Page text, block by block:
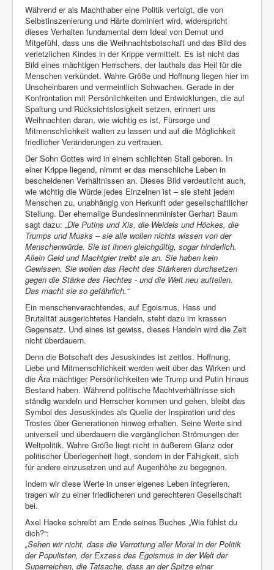
Während er als Machthaber eine Politik verfolgt, die von
Selbstinszenierung und Härte dominiert wird, widerspricht
dieses Verhalten fundamental dem Ideal von Demut und
Mitgefühl, dass uns die Weihnachtsbotschaft und das Bild des
verletzlichen Kindes in der Krippe vermittelt. Es ist nicht das
Bild eines mächtigen Herrschers, der lauthals das Heil für die
Menschen verkündet. Wahre Größe und Hoffnung liegen hier im
Unscheinbaren und vermeintlich Schwachen. Gerade in der
Konfrontation mit Persönlichkeiten und Entwicklungen, die auf
Spaltung und Rücksichtslosigkeit setzen, erinnert uns
Weihnachten daran, wie wichtig es ist, Fürsorge und
Mitmenschlichkeit walten zu lassen und auf die Möglichkeit
friedlicher Veränderungen zu vertrauen.
Der Sohn Gottes wird in einem schlichten Stall geboren. In
einer Krippe liegend, nimmt er das menschliche Leben in
bescheidenen Verhältnissen an. Dieses Bild verdeutlicht auch,
wie wichtig die Würde jedes Einzelnen ist – sie steht jedem
Menschen zu, unabhängig von Herkunft oder gesellschaftlicher
Stellung. Der ehemalige Bundesinnenminister Gerhart Baum
sagt dazu: „Die Putins und Xis, die Weidels und Höckes, die
Trumps und Musks – sie alle wollen nichts wissen von der
Menschenwürde. Sie ist ihnen gleichgültig, sogar hinderlich.
Allein Geld und Machtgier treibt sie an. Sie haben kein
Gewissen. Sie wollen das Recht des Stärkeren durchsetzen
gegen die Stärke des Rechtes - und die Welt neu aufteilen.
Das macht sie so gefährlich.“
Ein menschenverachtendes, auf Egoismus, Hass und
Brutalität ausgerichtetes Handeln, steht dazu im krassen
Gegensatz. Und eines ist gewiss, dieses Handeln wird die Zeit
nicht überdauern.
Denn die Botschaft des Jesuskindes ist zeitlos. Hoffnung,
Liebe und Mitmenschlichkeit werden weit über das Wirken und
die Ära mächtiger Persönlichkeiten wie Trump und Putin hinaus
Bestand haben. Während politische Machtverhältnisse sich
ständig wandeln und Herrscher kommen und gehen, bleibt das
Symbol des Jesuskindes als Quelle der Inspiration und des
Trostes über Generationen hinweg erhalten. Seine Werte sind
universell und überdauern die vergänglichen Strömungen der
Weltpolitik. Wahre Größe liegt nicht in äußerem Glanz oder
politischer Überlegenheit liegt, sondern in der Fähigkeit, sich
für andere einzusetzen und auf Augenhöhe zu begegnen.
Indem wir diese Werte in unser eigenes Leben integrieren,
tragen wir zu einer friedlicheren und gerechteren Gesellschaft
bei.
Axel Hacke schreibt am Ende seines Buches „Wie fühlst du
dich?“:
„Sehen wir nicht, dass die Verrottung aller Moral in der Politik
der Populisten, der Exzess des Egoismus in der Welt der
Superreichen, die Tatsache, dass an der Spitze einer